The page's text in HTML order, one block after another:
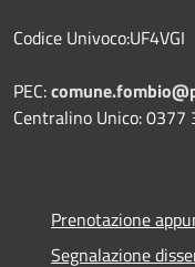
Codice Univoco:UF4VGI
PEC:
Centralino Unico:
Prenotazione
Segnalazione